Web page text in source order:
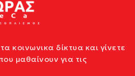
κοινωνικα δίκτυα και γίνετε
μαθαίνουν για τις